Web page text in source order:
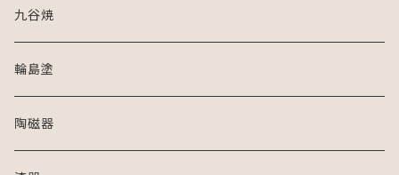
九谷焼
輪島塗
陶磁器